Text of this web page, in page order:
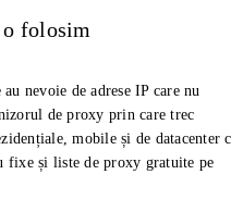
o folosim
nevoie de adrese IP care nu
de proxy prin care trec
mobile și de datacenter
fixe și liste de proxy gratuite pe